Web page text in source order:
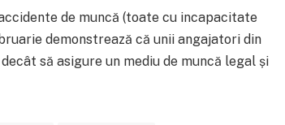
de muncă (toate cu incapacitate
demonstrează că unii angajatori din
să asigure un mediu de muncă legal și